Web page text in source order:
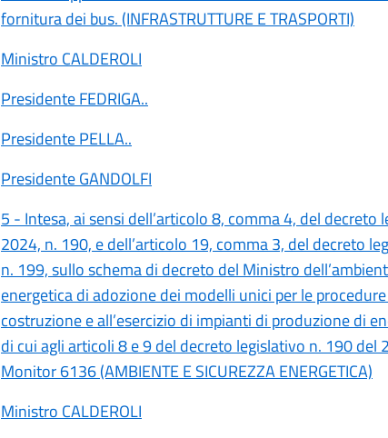
fornitura dei bus. (INFRASTRUTTURE E TRASPORTI)
Ministro CALDEROLI
Presidente FEDRIGA..
Presidente PELLA..
Presidente GANDOLFI
5 - Intesa, ai sensi dell’articolo 8, comma 4, del
2024, n. 190, e dell’articolo 19, comma 3, del decreto
n. 199, sullo schema di decreto del Ministro
energetica di adozione dei modelli unici per le
costruzione e all’esercizio di impianti di produzione di
di cui agli articoli 8 e 9 del decreto legislativo n. 190 del
Monitor 6136 (AMBIENTE E SICUREZZA ENERGETICA)
Ministro CALDEROLI